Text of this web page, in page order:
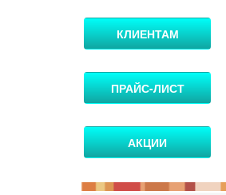
КЛИЕНТАМ
ПРАЙС-ЛИСТ
АКЦИИ